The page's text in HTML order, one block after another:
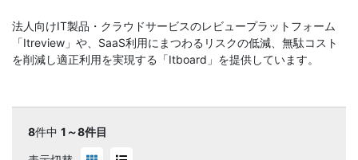
法人向けIT製品・クラウドサービスのレビュープラットフォーム
「Itreview」や、SaaS利用にまつわるリスクの低減、無駄コスト
を削減し適正利用を実現する「Itboard」を提供しています。
8件中 1～8件目